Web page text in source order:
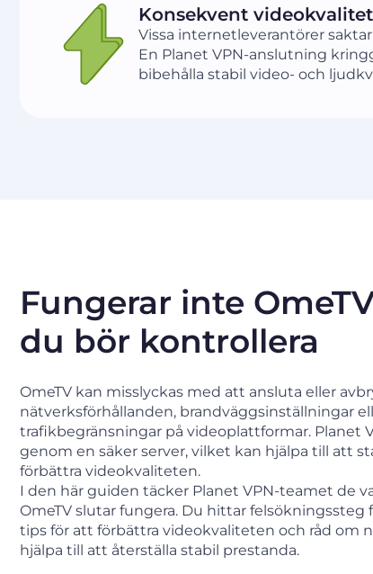
Konsekvent videokvalitet
Vissa internetleverantörer
En Planet VPN-anslutning
bibehålla stabil video- och
Fungerar inte
du bör kontrollera
OmeTV kan misslyckas med att ansluta eller
nätverksförhållanden, brandväggsinställningar
trafikbegränsningar på videoplattformar. Planet
genom en säker server, vilket kan hjälpa till att
förbättra videokvaliteten.
I den här guiden täcker Planet VPN-teamet de
OmeTV slutar fungera. Du hittar
tips för att förbättra videokvaliteten och råd om
hjälpa till att återställa stabil prestanda.